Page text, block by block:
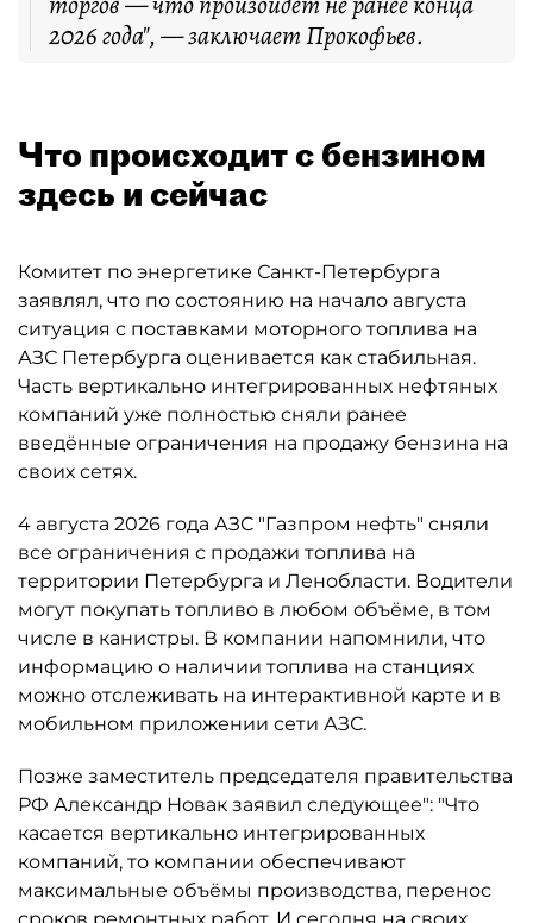
2026 года", — заключает Прокофьев.
Что происходит с бензином
здесь и сейчас
Комитет по энергетике Санкт-Петербурга
заявлял, что по состоянию на начало августа
ситуация с поставками моторного топлива на
АЗС Петербурга оценивается как стабильная.
Часть вертикально интегрированных нефтяных
компаний уже полностью сняли ранее
введённые ограничения на продажу бензина на
своих сетях.
4 августа 2026 года АЗС "Газпром нефть" сняли
все ограничения с продажи топлива на
территории Петербурга и Ленобласти. Водители
могут покупать топливо в любом объёме, в том
числе в канистры. В компании напомнили, что
информацию о наличии топлива на станциях
можно отслеживать на интерактивной карте и в
мобильном приложении сети АЗС.
Позже заместитель председателя правительства
РФ Александр Новак заявил следующее": "Что
касается вертикально интегрированных
компаний, то компании обеспечивают
максимальные объёмы производства, перенос